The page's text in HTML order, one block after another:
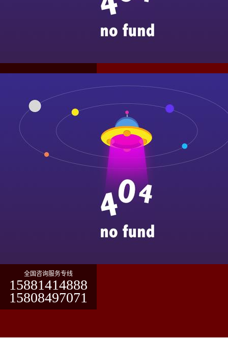
全国咨询服务专线
15881414888
15808497071